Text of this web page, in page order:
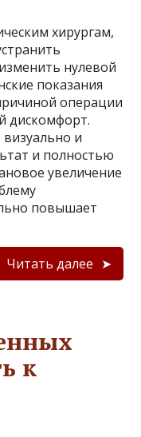
хирургам,
нулевой
показания
операции
дискомфорт.
и
и полностью
увеличение
повышает
Читать далее
к